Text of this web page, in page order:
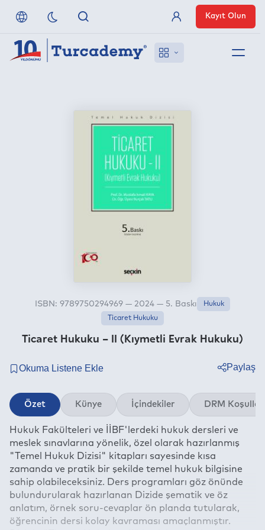
Üye Girişi
Kayıt Olun
Ticaret Hukuku – II (Kıymetli Evrak Hukuku)
ISBN: 9789750294969 — 2024 — 5. Baskı
Hukuk
Ticaret Hukuku
Paylaş
Twitter
Linkedin
Whatsapp
E-mail
Özet Künye İçindekiler DRM Koşulları
Hukuk Fakülteleri ve İİBF'lerdeki hukuk dersleri ve
meslek sınavlarına yönelik, özel olarak hazırlanmış
"Temel Hukuk Dizisi" kitapları sayesinde kısa
zamanda ve pratik bir şekilde temel hukuk bilgisine
sahip olabileceksiniz. Ders programları göz önünde
bulundurularak hazırlanan Dizide şematik ve öz
anlatım, örnek soru-cevaplar ön planda tutularak,
öğrencinin dersi kolay kavraması amaçlanmıştır.